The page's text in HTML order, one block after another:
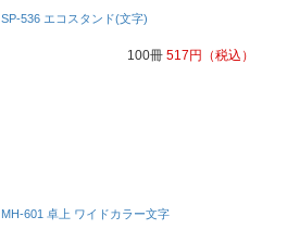
SP-536 エコスタンド(文字)
100冊 517 円 （税込）
MH-601 卓上 ワイドカラー文字